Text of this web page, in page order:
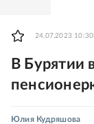
24.07.2023 10:30
В Бурятии
Юлия Кудряшова